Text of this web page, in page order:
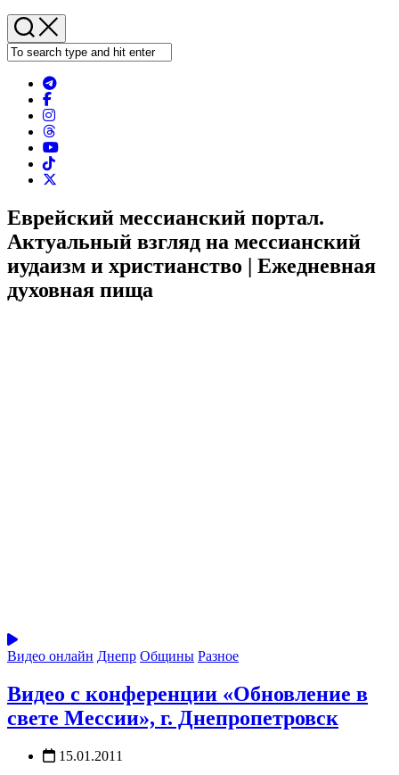
Еврейский мессианский портал.
Актуальный взгляд на мессианский
иудаизм и христианство | Ежедневная
духовная пища
Видео онлайн Днепр Общины Разное
Видео с конференции «Обновление в
свете Мессии», г. Днепропетровск
15.01.2011